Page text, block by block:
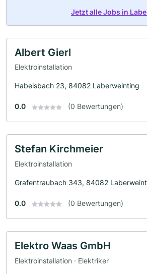
Jetzt alle Jobs in
Albert Gierl
Elektroinstallation
Habelsbach 23, 84082 Laberweinting
0.0 (0 Bewertungen)
Stefan Kirchmeier
Elektroinstallation
Grafentraubach 343, 84082
0.0 (0 Bewertungen)
Elektro Waas GmbH
Elektroinstallation · Elektriker